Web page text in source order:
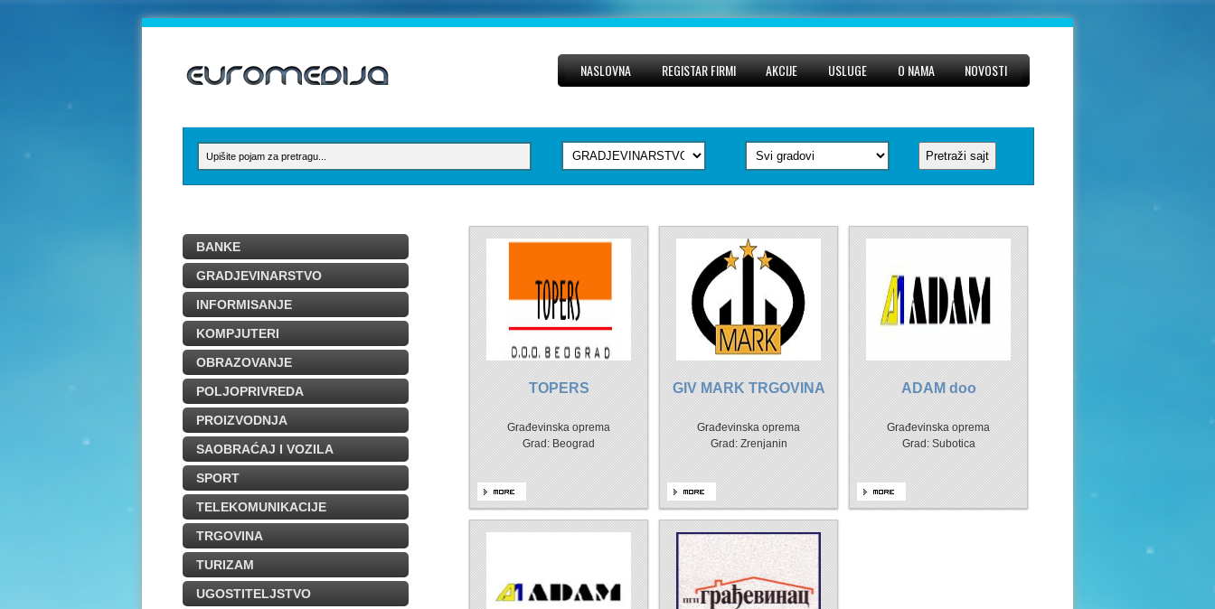
NASLOVNA REGISTAR FIRMI AKCIJE USLUGE O NAMA NOVOSTI
BANKE
GRADJEVINARSTVO
INFORMISANJE
KOMPJUTERI
OBRAZOVANJE
POLJOPRIVREDA
PROIZVODNJA
SAOBRAĆAJ I VOZILA
SPORT
TELEKOMUNIKACIJE
TRGOVINA
TURIZAM
UGOSTITELJSTVO
TOPERS
Građevinska oprema
Grad: Beograd
GIV MARK TRGOVINA
Građevinska oprema
Grad: Zrenjanin
ADAM doo
Građevinska oprema
Grad: Subotica